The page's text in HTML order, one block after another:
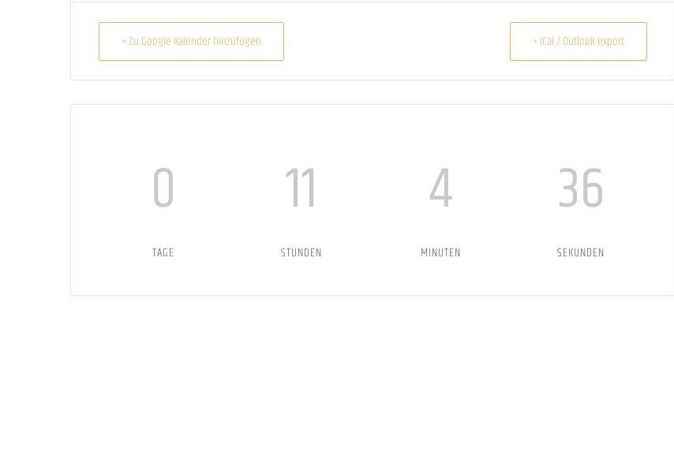
+ Zu Google Kalender hinzufügen + iCal / Outlook export
0
TAGE
11
STUNDEN
4
MINUTEN
36
SEKUNDEN